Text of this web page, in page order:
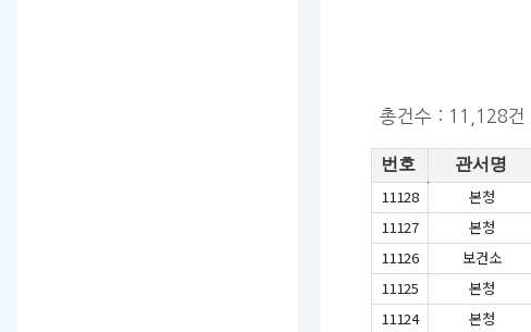
총건수 : 11,128건
번호 관서명
11128 본청
11127
본청
11126
보건소
11125
본청
11124
본청